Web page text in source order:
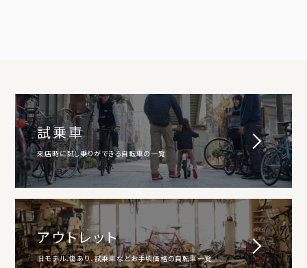
試乗車
来店時に試し乗りができる自転車の一覧
アウトレット
旧モデル、傷あり、試乗車などお手頃価格の自転車一覧